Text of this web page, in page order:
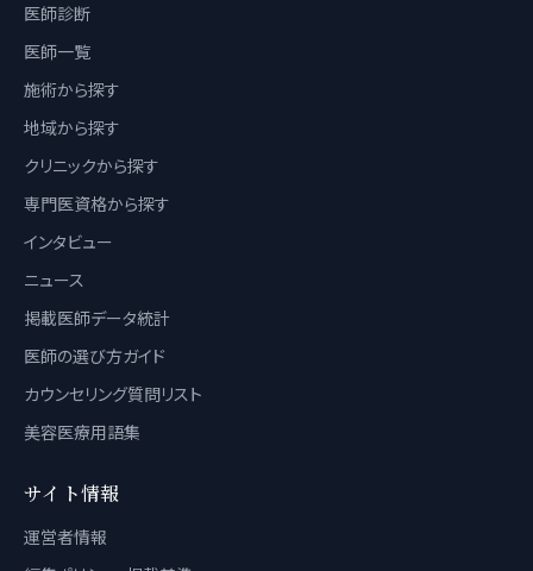
医師診断
医師一覧
施術から探す
地域から探す
クリニックから探す
専門医資格から探す
インタビュー
ニュース
掲載医師データ統計
医師の選び方ガイド
カウンセリング質問リスト
美容医療用語集
サイト情報
運営者情報